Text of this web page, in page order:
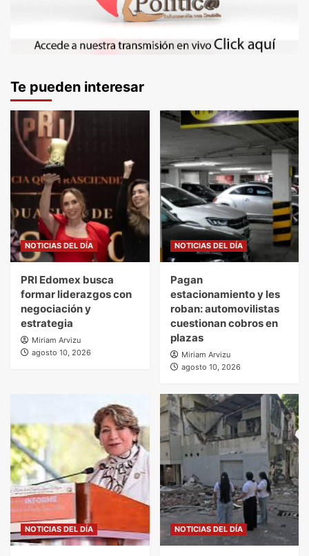
Te pueden interesar
NOTICIAS DEL DÍA
PRI Edomex busca
formar liderazgos con
negociación y
estrategia
Miriam Arvizu
agosto 10, 2026
NOTICIAS DEL DÍA
Pagan
estacionamiento y les
roban: automovilistas
cuestionan cobros en
plazas
Miriam Arvizu
agosto 10, 2026
NOTICIAS DEL DÍA NOTICIAS DEL DÍA